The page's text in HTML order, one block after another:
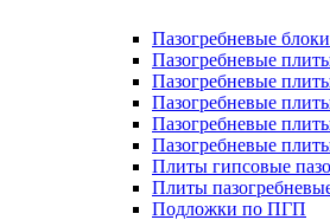
Пазогребневые
Пазогребневые
Пазогребневые
Пазогребневые
Пазогребневые
Пазогребневые
Плиты гипсовые
Плиты
Подложки по ПГП